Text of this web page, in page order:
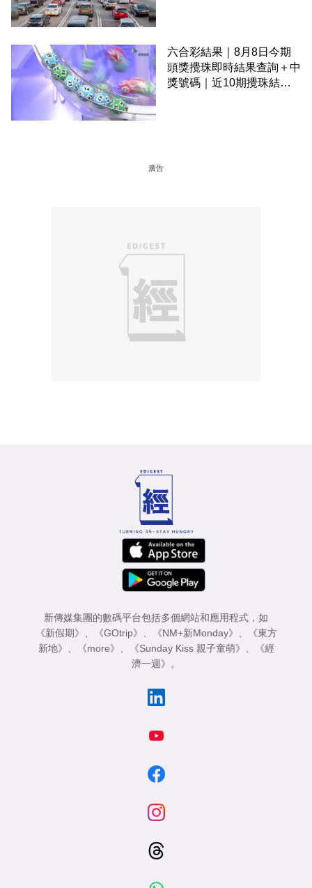
六合彩結果｜8月8日今期
頭獎攪珠即時結果查詢＋中
獎號碼｜近10期攪珠結果
廣告
新傳媒集團的數碼平台包括多個網站和應用程式，如
《新假期》 、 《GOtrip》 、 《NM+新Monday》 、
《東方
新地》 、 《more》 、 《Sunday Kiss 親子童萌》 、
《經
濟一週》 。